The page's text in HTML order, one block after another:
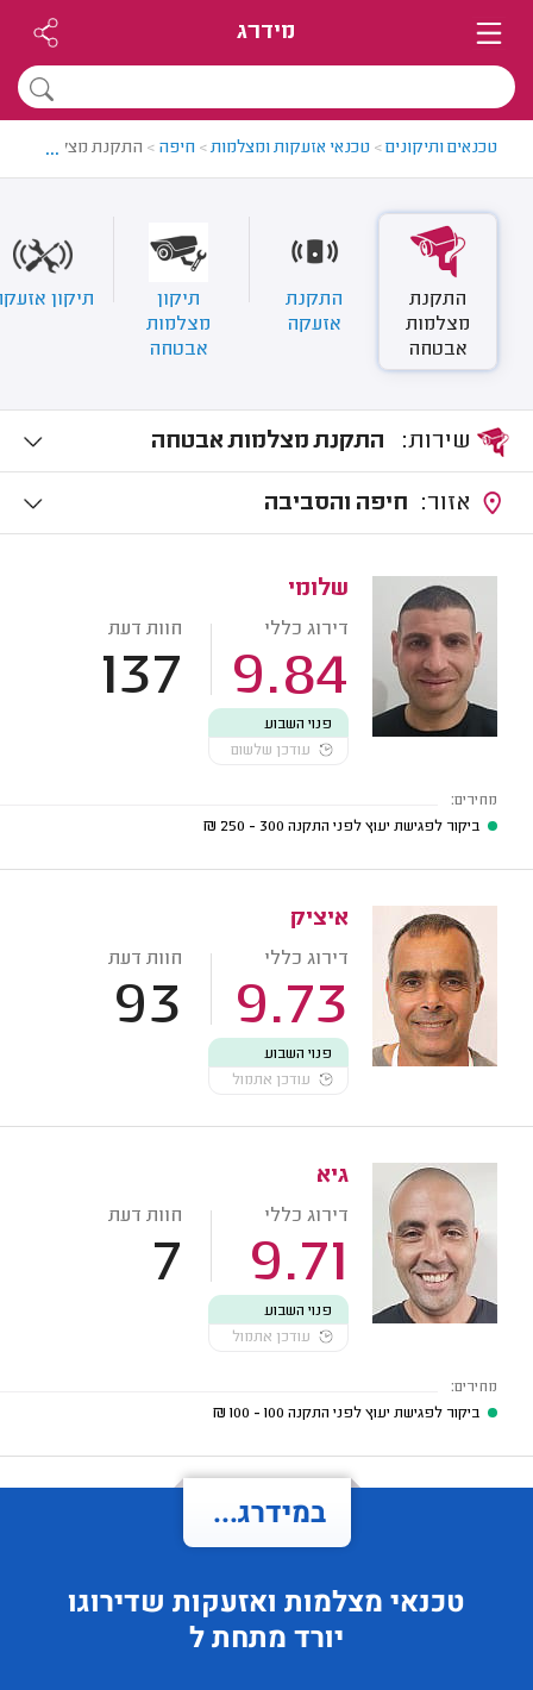
מידרג
טכנאים ותיקונים> טכנאי אזעקות ומצלמות> חיפה > התקנת מצלמות
...
התקנת
מצלמות
אבטחה
התקנת
אזעקה
תיקון
מצלמות
אבטחה
תיקון
התקנת מצלמות אבטחה
חיפה והסביבה
שלומי
דירוג כללי
9.84
חוות דעת
137
פנוי השבוע
עודכן שלשום
מחירים:
ביקור לפגישת יעוץ לפני התקנה 300 - 250
₪
איציק
דירוג כללי
9.73
חוות דעת
93
פנוי השבוע
עודכן אתמול
גיא
דירוג כללי
9.71
חוות דעת
7
פנוי השבוע
עודכן אתמול
מחירים:
ביקור לפגישת יעוץ לפני התקנה 100 - 100
₪
במידרג...
טכנאי מצלמות ואזעקות שדירוגו
יורד מתחת ל